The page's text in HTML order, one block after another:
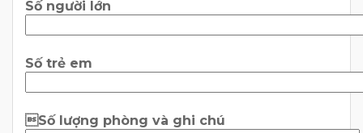
Số người lớn
Số trẻ em
Số lượng phòng và ghi chú